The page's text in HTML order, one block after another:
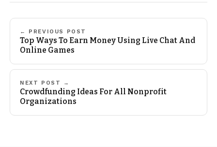
← PREVIOUS POST
Top Ways To Earn Money Using Live Chat And
Online Games
NEXT POST →
Crowdfunding Ideas For All Nonprofit
Organizations